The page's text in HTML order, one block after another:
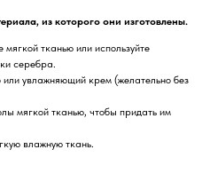
из которого они изготовлены.
тканью или используйте
серебра.
или увлажняющий крем (желательно без
мягкой тканью, чтобы придать им
влажную ткань.